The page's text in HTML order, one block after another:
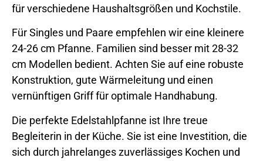
für verschiedene Haushaltsgrößen und Kochstile.
Für Singles und Paare empfehlen wir eine kleinere
24-26 cm Pfanne. Familien sind besser mit 28-32
cm Modellen bedient. Achten Sie auf eine robuste
Konstruktion, gute Wärmeleitung und einen
vernünftigen Griff für optimale Handhabung.
Die perfekte Edelstahlpfanne ist Ihre treue
Begleiterin in der Küche. Sie ist eine Investition, die
sich durch jahrelanges zuverlässiges Kochen und